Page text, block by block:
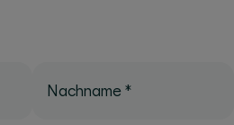
Nachname *